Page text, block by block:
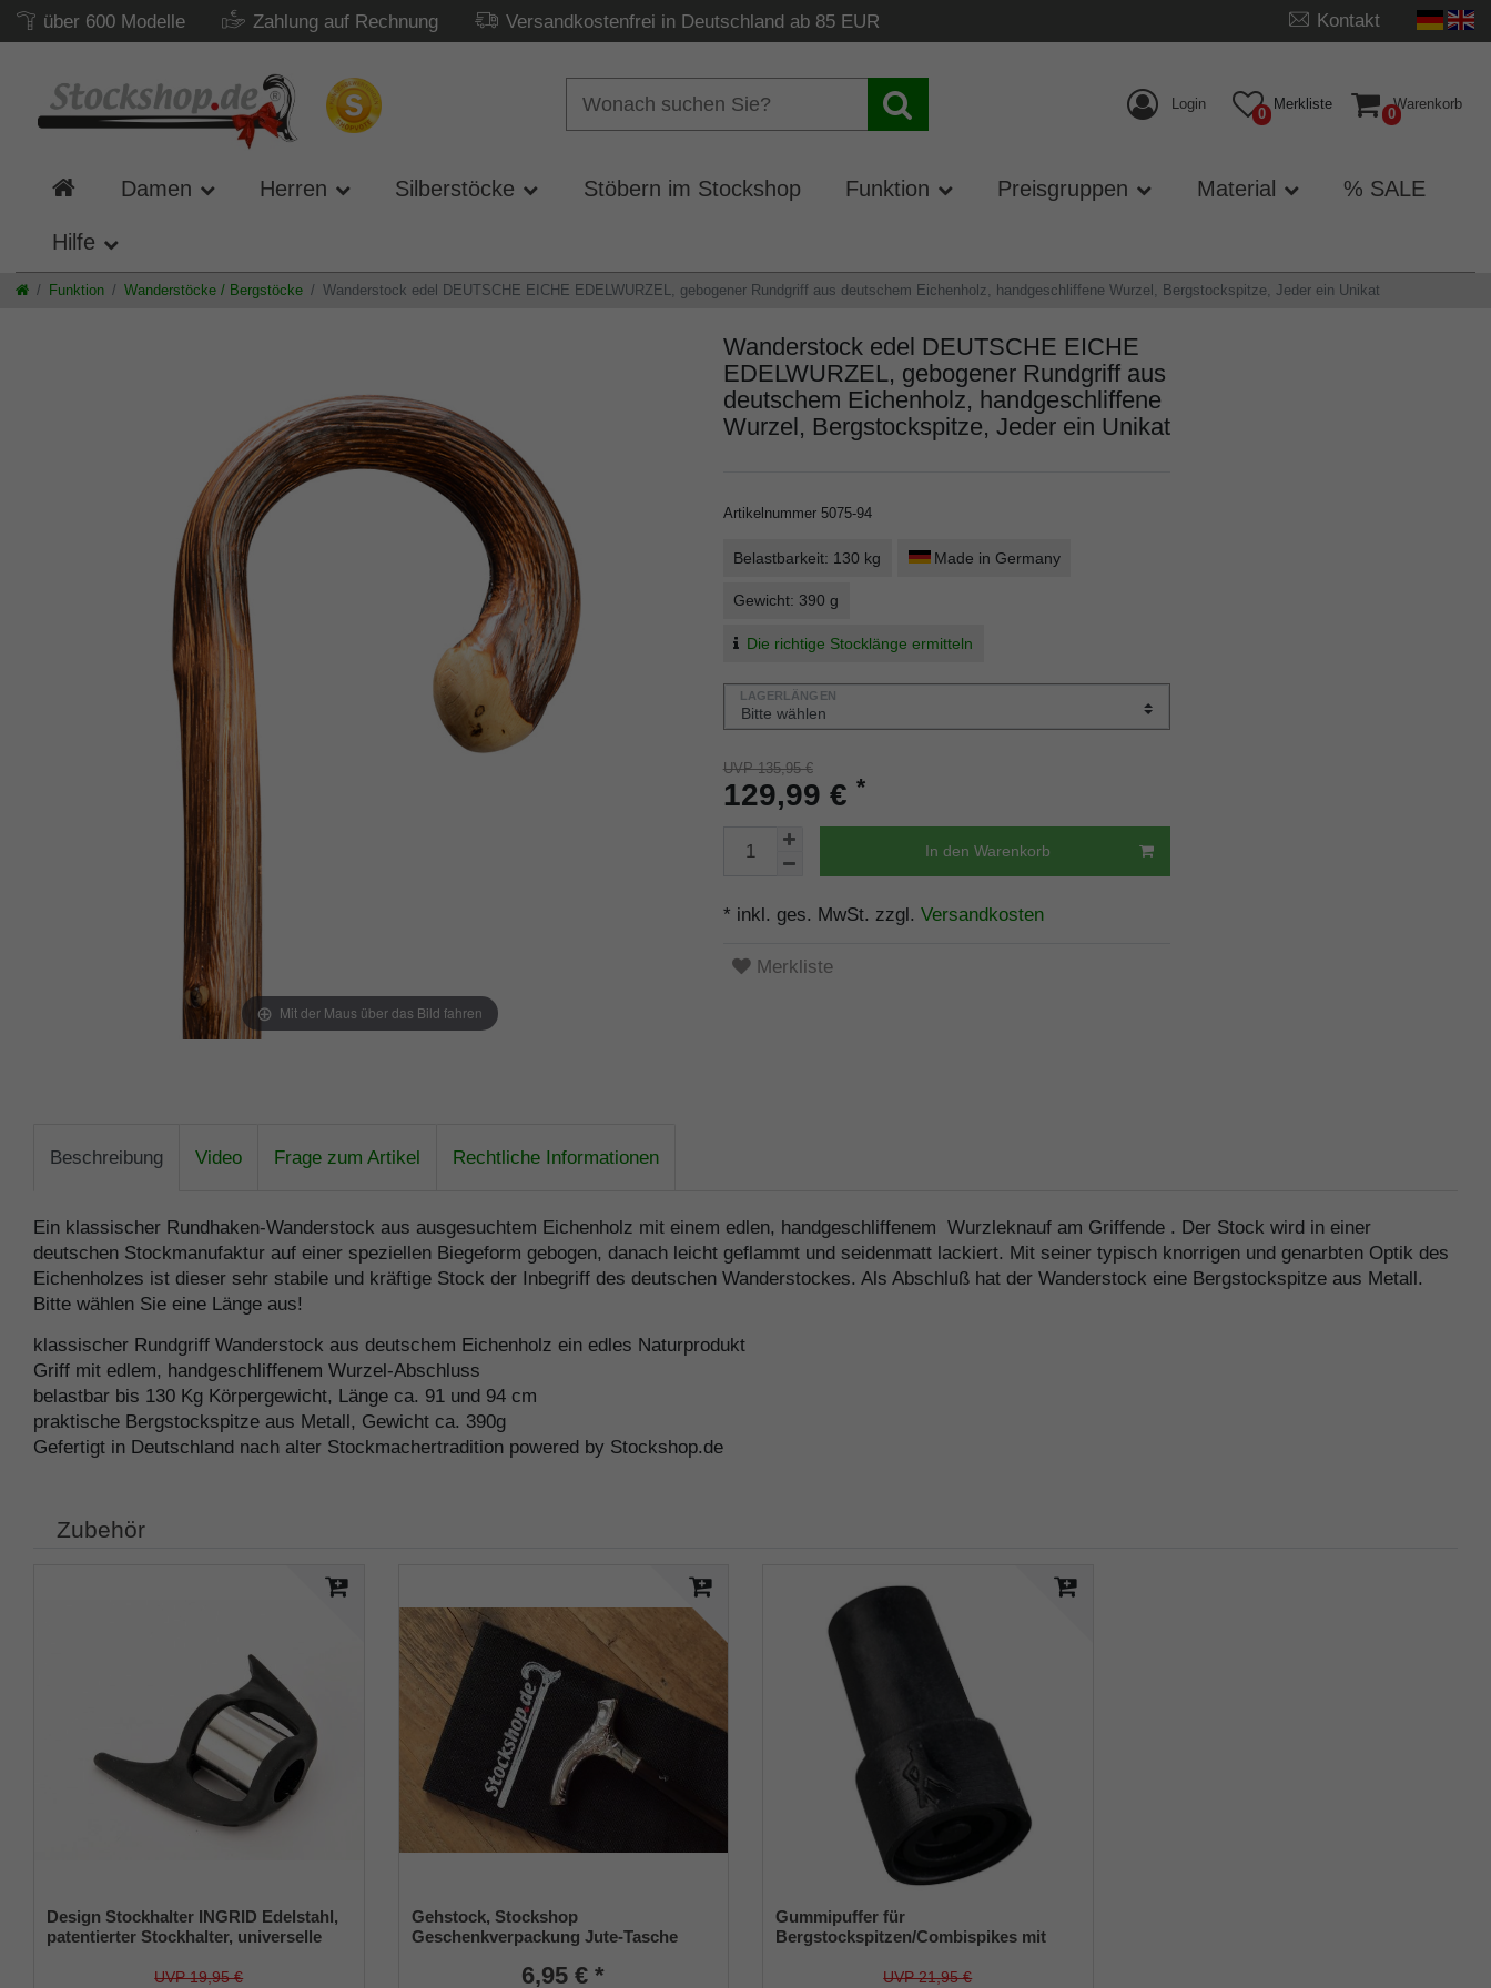
über 600 Modelle Zahlung auf Rechnung Versandkostenfrei in Deutschland ab 85 EUR Kontakt
Login
0
Merkliste
0
Warenkorb
Damen Herren Silberstöcke Stöbern im Stockshop Funktion Preisgruppen Material % SALE
Hilfe
Funktion Wanderstöcke / Bergstöcke Wanderstock edel DEUTSCHE EICHE EDELWURZEL, gebogener Rundgriff aus deutschem Eichenholz, handgeschliffene Wurzel, Bergstockspitze, Jeder ein Unikat
Mit der Maus über das Bild fahren
Wanderstock edel DEUTSCHE EICHE
EDELWURZEL, gebogener Rundgriff aus
deutschem Eichenholz, handgeschliffene
Wurzel, Bergstockspitze, Jeder ein Unikat
Artikelnummer 5075-94
Belastbarkeit: 130 kg Made in Germany
Gewicht: 390 g
Die richtige Stocklänge ermitteln
LAGERLÄNGEN
UVP 135,95 €
129,99 € *
In den Warenkorb
* inkl. ges. MwSt. zzgl. Versandkosten
Merkliste
Beschreibung Video Frage zum Artikel Rechtliche Informationen
Ein klassischer Rundhaken-Wanderstock aus ausgesuchtem Eichenholz mit einem edlen, handgeschliffenem Wurzleknauf am Griffende . Der Stock wird in einer
deutschen Stockmanufaktur auf einer speziellen Biegeform gebogen, danach leicht geflammt und seidenmatt lackiert. Mit seiner typisch knorrigen und genarbten Optik des
Eichenholzes ist dieser sehr stabile und kräftige Stock der Inbegriff des deutschen Wanderstockes. Als Abschluß hat der Wanderstock eine Bergstockspitze aus Metall.
Bitte wählen Sie eine Länge aus!
klassischer Rundgriff Wanderstock aus deutschem Eichenholz ein edles Naturprodukt
Griff mit edlem, handgeschliffenem Wurzel-Abschluss
belastbar bis 130 Kg Körpergewicht, Länge ca. 91 und 94 cm
praktische Bergstockspitze aus Metall, Gewicht ca. 390g
Gefertigt in Deutschland nach alter Stockmachertradition powered by Stockshop.de
Zubehör
Design Stockhalter INGRID Edelstahl,
patentierter Stockhalter, universelle
UVP 19,95 €
Gehstock, Stockshop
Geschenkverpackung Jute-Tasche
6,95 € *
Gummipuffer für
Bergstockspitzen/Combispikes mit
UVP 21,95 €